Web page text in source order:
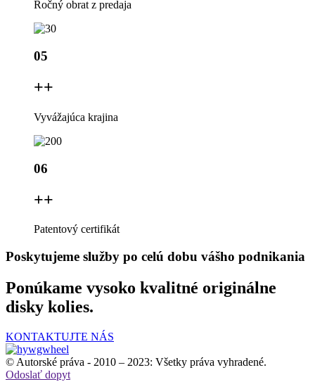
Ročný obrat z predaja
05
++
Vyvážajúca krajina
06
++
Patentový certifikát
Poskytujeme služby po celú dobu vášho podnikania
Ponúkame vysoko kvalitné originálne
disky kolies.
KONTAKTUJTE NÁS
© Autorské práva - 2010 – 2023: Všetky práva vyhradené.
Odoslať dopyt